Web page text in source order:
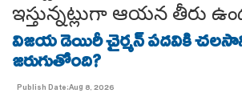
ఇస్తున్నట్లుగా ఆయన తీరు
విజయ డెయిరీ చైర్మన్ పదవికి
జరుగుతోంది?
Publish Date:Aug 8, 2026